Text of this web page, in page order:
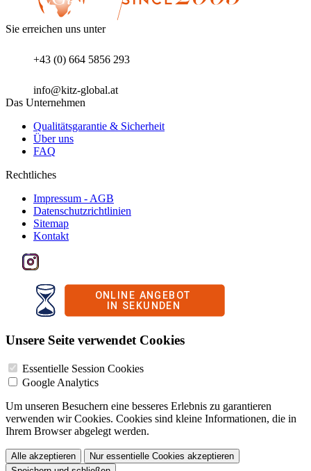
Sie erreichen uns unter
+43 (0) 664 5856 293
info@kitz-global.at
Das Unternehmen
Qualitätsgarantie & Sicherheit
Über uns
FAQ
Rechtliches
Impressum - AGB
Datenschutzrichtlinien
Sitemap
Kontakt
Unsere Seite verwendet Cookies
Essentielle Session Cookies
Google Analytics
Um unseren Besuchern eine besseres Erlebnis zu garantieren
verwenden wir Cookies. Cookies sind kleine Informationen, die in
Ihrem Browser abgelegt werden.
Alle akzeptieren
Nur essentielle Cookies akzeptieren